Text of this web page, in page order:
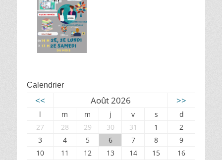
Calendrier
<< Août 2026 >>
l m m j v s
d
27
28 29 30 31 1
2
3
4 5 6 7 8
9
10
11 12 13 14 15 16